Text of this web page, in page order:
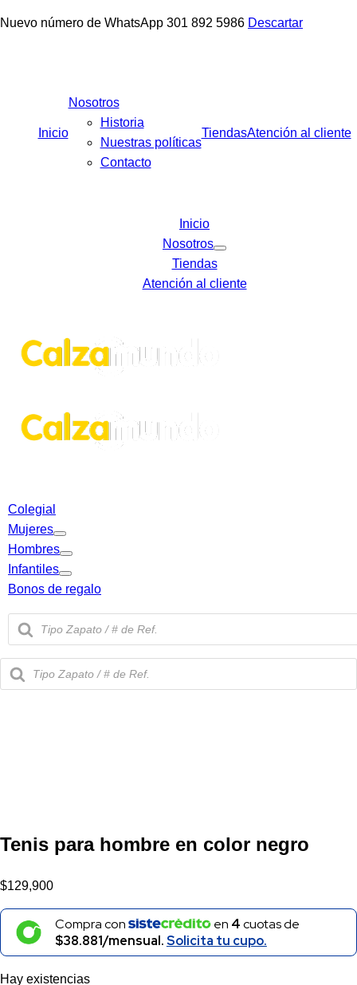
Nuevo número de WhatsApp 301 892 5986 Descartar
Inicio
Nosotros
Historia
Nuestras políticas
Contacto
TiendasAtención al cliente
Inicio
Nosotros
Tiendas
Atención al cliente
Colegial
Mujeres
Hombres
Infantiles
Bonos de regalo
Búsqueda
de
productos
Búsqueda
de
productos
Tenis para hombre en color negro
$129,900
Compra con en 4cuotas de
$38.881/mensual.Solicita tu cupo.
Hay existencias